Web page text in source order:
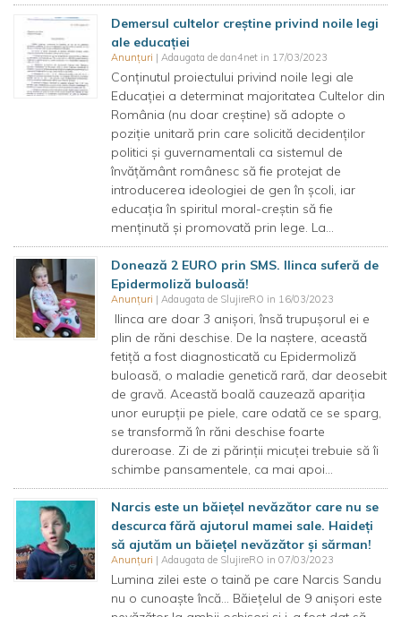
Demersul cultelor creștine privind noile legi
ale educației
Anunțuri | Adaugata de dan4net in 17/03/2023
Conținutul proiectului privind noile legi ale
Educației a determinat majoritatea Cultelor din
România (nu doar creștine) să adopte o
poziție unitară prin care solicită decidenților
politici și guvernamentali ca sistemul de
învățământ românesc să fie protejat de
introducerea ideologiei de gen în școli, iar
educația în spiritul moral-creștin să fie
menținută și promovată prin lege. La...
Donează 2 EURO prin SMS. Ilinca suferă de
Epidermoliză buloasă!
Anunțuri | Adaugata de SlujireRO in 16/03/2023
Ilinca are doar 3 anișori, însă trupușorul ei e
plin de răni deschise. De la naștere, această
fetiță a fost diagnosticată cu Epidermoliză
buloasă, o maladie genetică rară, dar deosebit
de gravă. Această boală cauzează apariția
unor eurupții pe piele, care odată ce se sparg,
se transformă în răni deschise foarte
dureroase. Zi de zi părinții micuței trebuie să îi
schimbe pansamentele, ca mai apoi...
Narcis este un băiețel nevăzător care nu se
descurca fără ajutorul mamei sale. Haideți
să ajutăm un băiețel nevăzător și sărman!
Anunțuri | Adaugata de SlujireRO in 07/03/2023
Lumina zilei este o taină pe care Narcis Sandu
nu o cunoaște încă… Băiețelul de 9 anișori este